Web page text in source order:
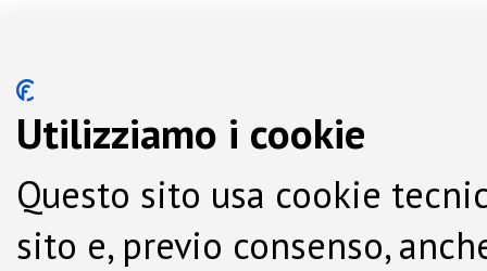
Utilizziamo i cookie
Questo sito usa cookie
sito e, previo consenso,